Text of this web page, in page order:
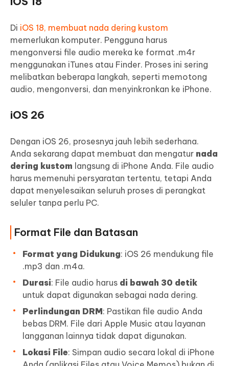
Di iOS 18, membuat nada dering kustom
memerlukan komputer. Pengguna harus
mengonversi file audio mereka ke format .m4r
menggunakan iTunes atau Finder. Proses ini sering
melibatkan beberapa langkah, seperti memotong
audio, mengonversi, dan menyinkronkan ke iPhone.
iOS 26
Dengan iOS 26, prosesnya jauh lebih sederhana.
Anda sekarang dapat membuat dan mengatur nada
dering kustom langsung di iPhone Anda. File audio
harus memenuhi persyaratan tertentu, tetapi Anda
dapat menyelesaikan seluruh proses di perangkat
seluler tanpa perlu PC.
Format File dan Batasan
Format yang Didukung: iOS 26 mendukung file
.mp3 dan .m4a.
Durasi: File audio harus di bawah 30 detik
untuk dapat digunakan sebagai nada dering.
Perlindungan DRM: Pastikan file audio Anda
bebas DRM. File dari Apple Music atau layanan
langganan lainnya tidak dapat digunakan.
Lokasi File: Simpan audio secara lokal di iPhone